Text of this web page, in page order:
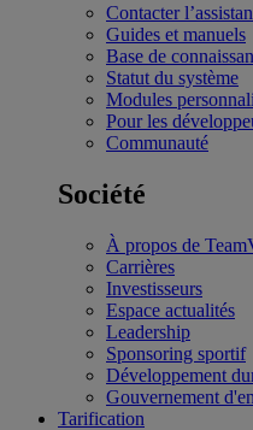
Contacter
Guides et manuels
Base de
Statut du système
Modules
Pour les
Communauté
Société
À propos de
Carrières
Investisseurs
Espace actualités
Leadership
Sponsoring sportif
Développement
Gouvernement
Tarification